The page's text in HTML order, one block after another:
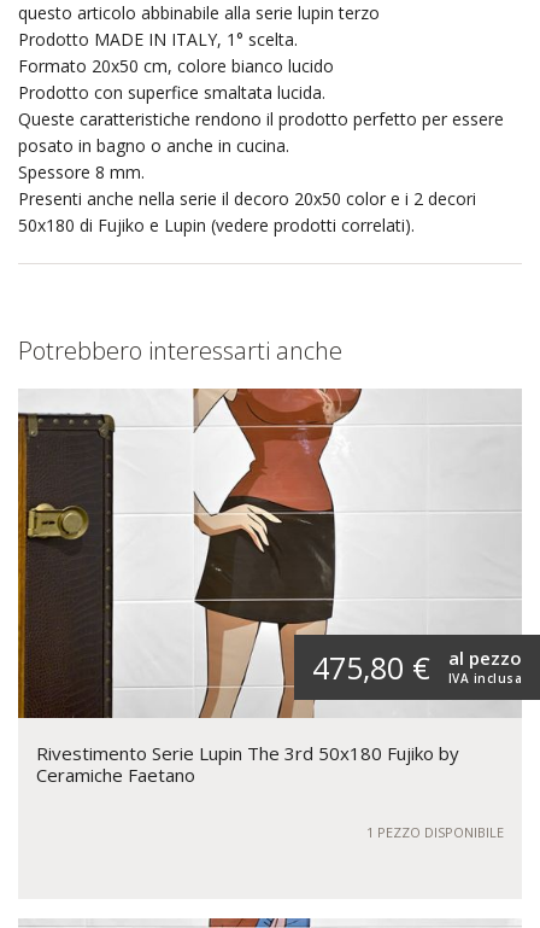
questo articolo abbinabile alla serie lupin terzo
Prodotto MADE IN ITALY, 1° scelta.
Formato 20x50 cm, colore bianco lucido
Prodotto con superfice smaltata lucida.
Queste caratteristiche rendono il prodotto perfetto per essere
posato in bagno o anche in cucina.
Spessore 8 mm.
Presenti anche nella serie il decoro 20x50 color e i 2 decori
50x180 di Fujiko e Lupin (vedere prodotti correlati).
Potrebbero interessarti anche
475,80 € IVA inclusa
al pezzo
Rivestimento Serie Lupin The 3rd 50x180 Fujiko by
Ceramiche Faetano
1 PEZZO DISPONIBILE